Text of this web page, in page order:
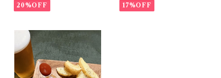
20%OFF 17%OFF